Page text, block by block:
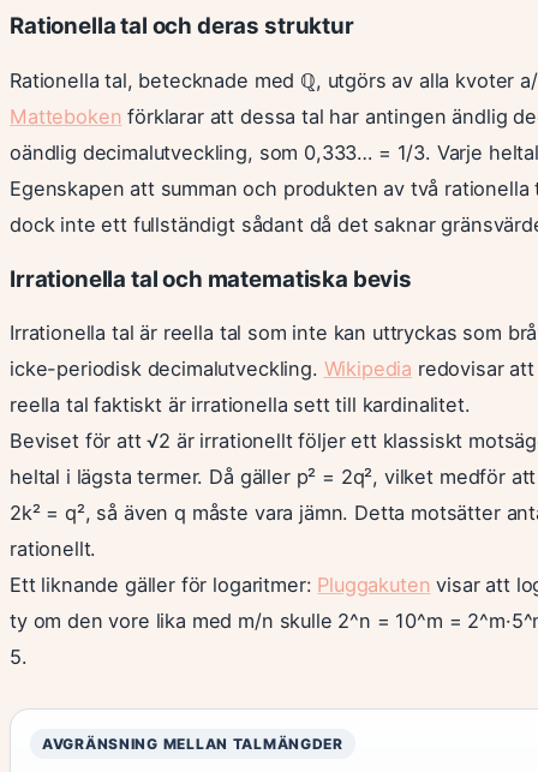
Rationella tal och deras struktur
Rationella tal, betecknade med ℚ, utgörs av alla kvoter
Matteboken förklarar att dessa tal har antingen ändlig
oändlig decimalutveckling, som 0,333… = 1/3. Varje
Egenskapen att summan och produkten av två
dock inte ett fullständigt sådant då det saknar
Irrationella tal och matematiska bevis
Irrationella tal är reella tal som inte kan uttryckas som
icke-periodisk decimalutveckling. Wikipedia redovisar
reella tal faktiskt är irrationella sett till kardinalitet.
Beviset för att √2 är irrationellt följer ett klassiskt
heltal i lägsta termer. Då gäller p² = 2q², vilket medför
2k² = q², så även q måste vara jämn. Detta motsätter
rationellt.
Ett liknande gäller för logaritmer: Pluggakuten visar att
ty om den vore lika med m/n skulle 2^n = 10^m =
5.
AVGRÄNSNING MELLAN TALMÄNGDER